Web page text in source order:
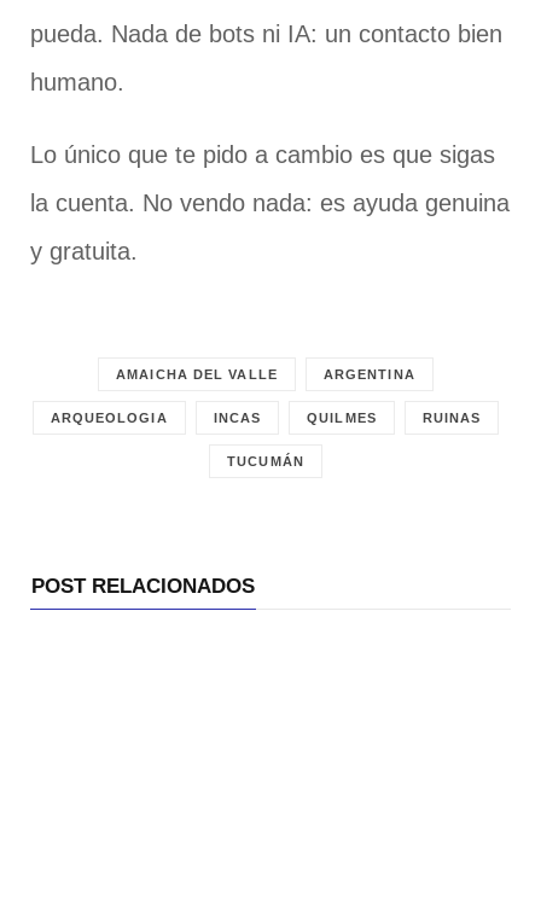
pueda. Nada de bots ni IA: un contacto bien
humano.
Lo único que te pido a cambio es que sigas
la cuenta. No vendo nada: es ayuda genuina
y gratuita.
AMAICHA DEL VALLE ARGENTINA
ARQUEOLOGIA INCAS QUILMES RUINAS
TUCUMÁN
POST RELACIONADOS